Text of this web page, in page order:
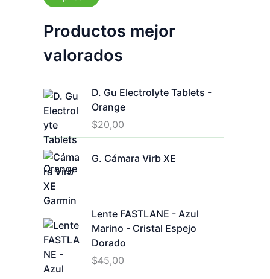
aa
o
Productos mejor
valorados
D. Gu Electrolyte Tablets -
Orange
$20,00
G. Cámara Virb XE
Lente FASTLANE - Azul
Marino - Cristal Espejo
Dorado
$45,00